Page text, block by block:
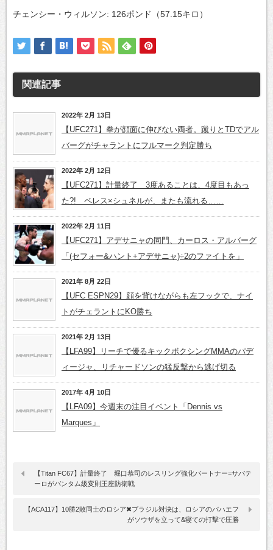
チェンシー・ウィルソン: 126ポンド（57.15キロ）
関連記事
2022年 2月 13日
【UFC271】拳が顔面に伸びない両者。蹴りとTDでアル
バーグがチャラントにフルマーク判定勝ち
2022年 2月 12日
【UFC271】計量終了 3度あることは、4度目もあっ
た?! ペレス×シュネルが、またも流れる……
2022年 2月 11日
【UFC271】アデサニャの同門、カーロス・アルバーグ
「(セフォー&ハント+アデサニャ)÷2のファイトを」
2021年 8月 22日
【UFC ESPN29】顔を背けながらも左フックで、ナイ
トがチェラントにKO勝ち
2021年 2月 13日
【LFA99】リーチで優るキックボクシングMMAのパデ
ィージャ、リチャードソンの猛反撃から逃げ切る
2017年 4月 10日
【LFA09】今週末の注目イベント「Dennis vs
Marques」
【Titan FC67】計量終了 堀口恭司のレスリング強化パートナー=サバテ
ーロがバンタム級変則王座防衛戦
【ACA117】10勝2敗同士のロシア✖ブラジル対決は、ロシアのバハエフ
がソウザを立って&寝ての打撃で圧勝